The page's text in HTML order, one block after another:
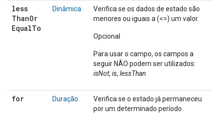
less
ThanOr
EqualTo
Dinâmica
Verifica se os dados de estado são
menores ou iguais a (<=) um valor.
Opcional
Para usar o campo, os campos a
seguir NÃO podem ser utilizados:
isNot, is, lessThan
for Duração
Verifica se o estado já permaneceu
por um determinado período.